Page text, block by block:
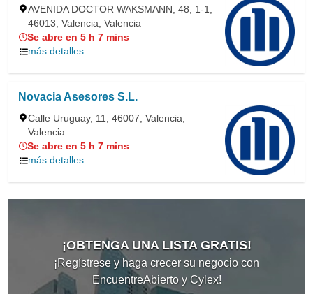
AVENIDA DOCTOR WAKSMANN, 48, 1-1,
46013, Valencia, Valencia
Se abre en 5 h 7 mins
más detalles
Novacia Asesores S.L.
Calle Uruguay, 11, 46007, Valencia,
Valencia
Se abre en 5 h 7 mins
más detalles
¡OBTENGA UNA LISTA GRATIS!
¡Regístrese y haga crecer su negocio con
EncuentreAbierto y Cylex!